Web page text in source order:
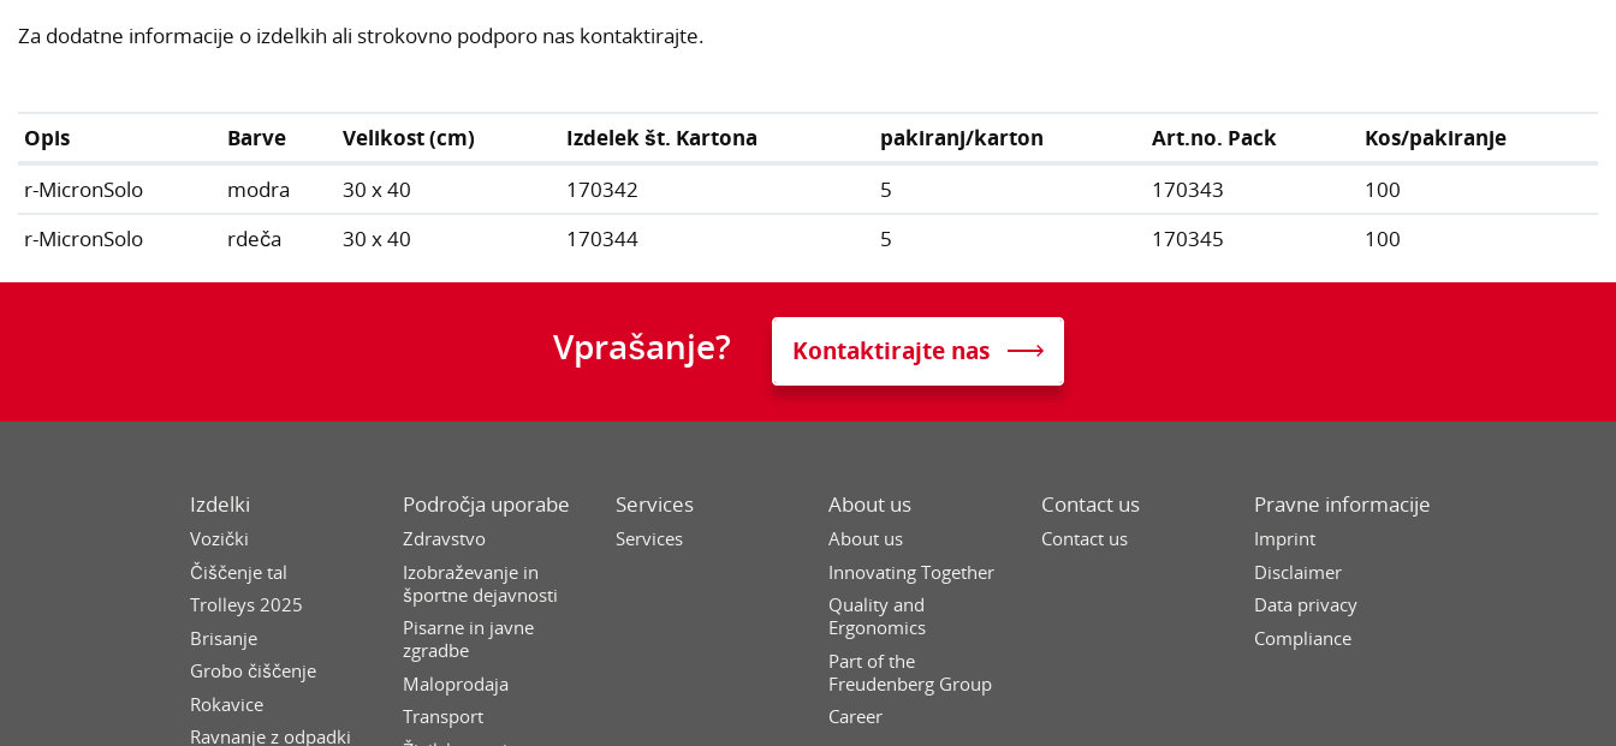
Za dodatne informacije o izdelkih ali strokovno podporo nas kontaktirajte.
Opis Barve Velikost (cm) Izdelek št. Kartona pakiranj/karton Art.no. Pack
Kos/pakiranje
r-MicronSolo
modra 30 x 40 170342 5 170343
100
r-MicronSolo
rdeča 30 x 40 170344 5 170345 100
Vprašanje? Kontaktirajte nas
Izdelki
Vozički
Čiščenje tal
Trolleys 2025
Brisanje
Grobo čiščenje
Rokavice
Ravnanje z odpadki
Področja uporabe
Zdravstvo
Izobraževanje in
športne dejavnosti
Pisarne in javne
zgradbe
Maloprodaja
Transport
Services
Services
About us
About us
Innovating Together
Quality and
Ergonomics
Part of the
Freudenberg Group
Career
Contact us
Contact us
Pravne informacije
Imprint
Disclaimer
Data privacy
Compliance